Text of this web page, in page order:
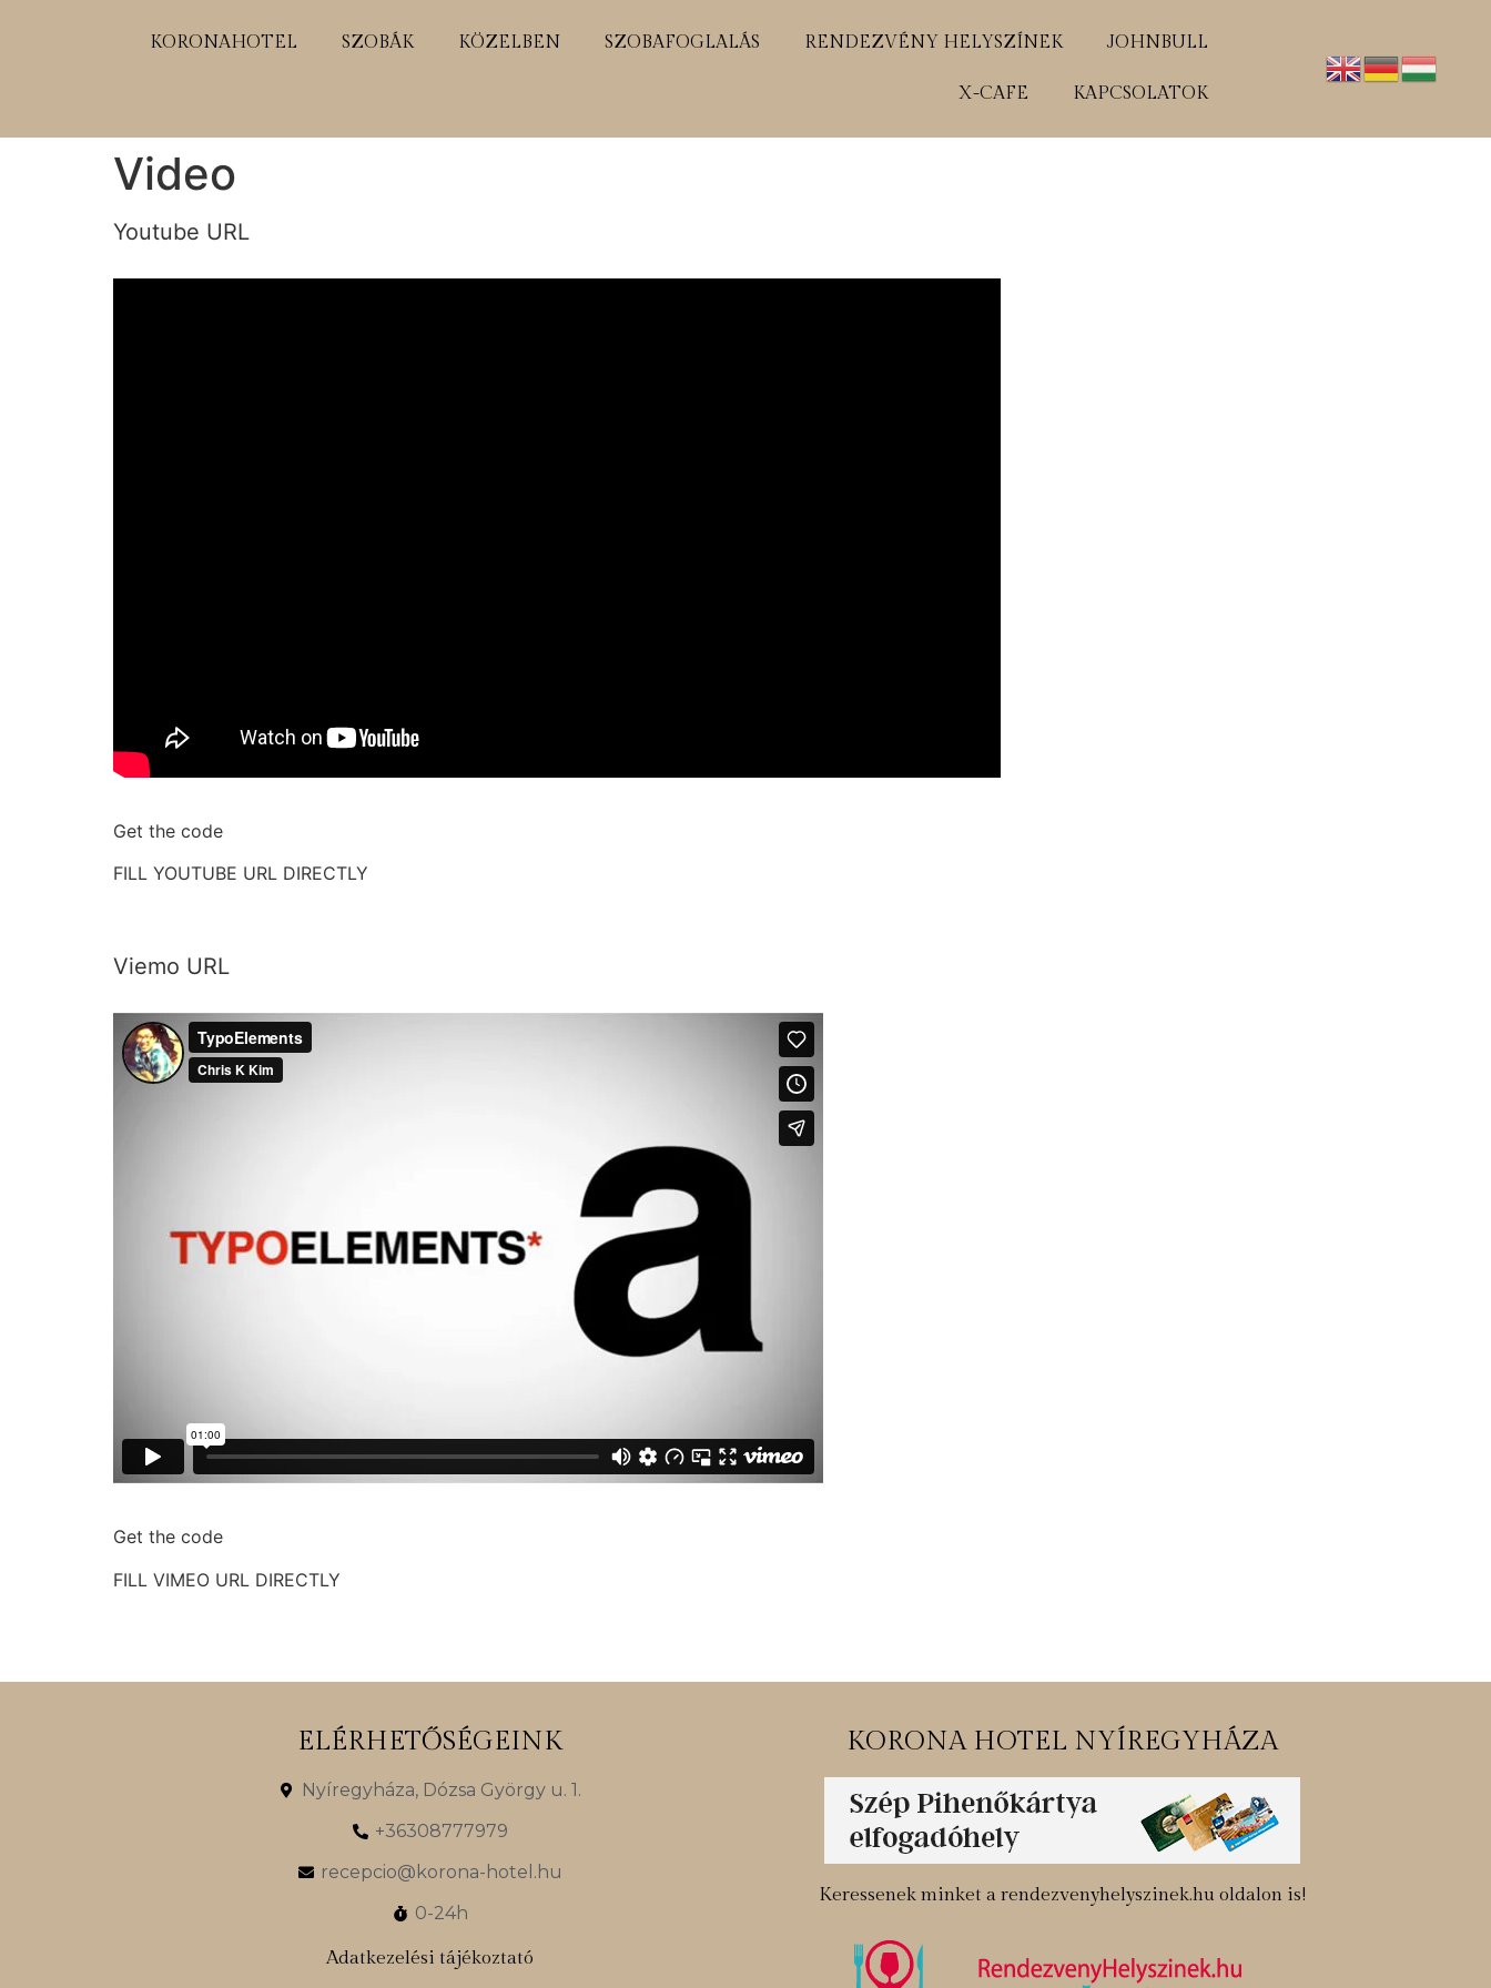
KORONAHOTEL SZOBÁK KÖZELBEN SZOBAFOGLALÁS RENDEZVÉNY HELYSZÍNEK JOHNBULL
X-CAFE KAPCSOLATOK
Video
Youtube URL
Get the code
FILL YOUTUBE URL DIRECTLY
Viemo URL
Get the code
FILL VIMEO URL DIRECTLY
ELÉRHETŐSÉGEINK
Nyíregyháza, Dózsa György u. 1.
+36308777979
recepcio@korona-hotel.hu
0-24h
Adatkezelési tájékoztató
KORONA HOTEL NYÍREGYHÁZA
Keressenek minket a rendezvenyhelyszinek.hu oldalon is!